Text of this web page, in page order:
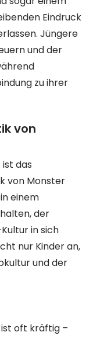
Eindruck
Jüngere
und der
zu ihrer
von
das
von Monster
einem
der
in sich
nur Kinder an,
und der
oft kräftig –